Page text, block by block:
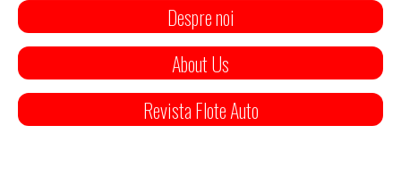
Despre noi
About Us
Revista Flote Auto